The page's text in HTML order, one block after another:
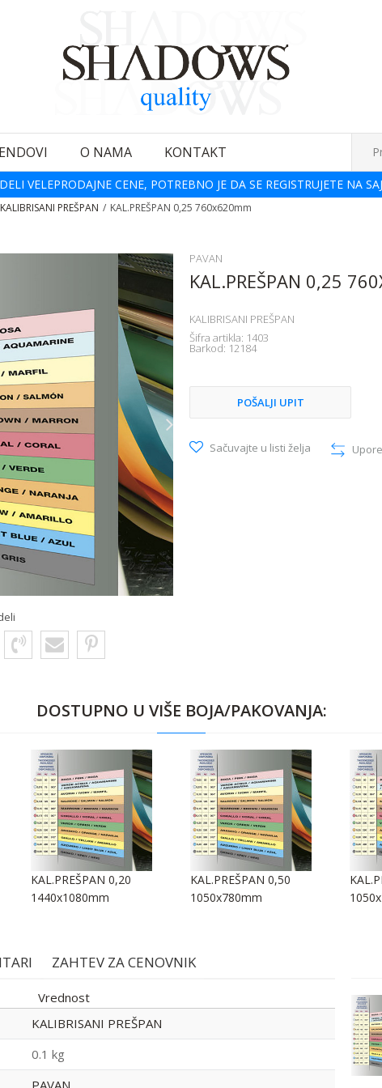
O NAMA KONTAKT
VELEPRODAJNE CENE, POTREBNO JE DA SE REGISTRUJETE NA
KALIBRISANI PREŠPAN KAL.PREŠPAN 0,25 760x620mm
PAVAN
KAL.PREŠPAN 0,25
KALIBRISANI PREŠPAN
Šifra artikla: 1403
Barkod: 12184
POŠALJI UPIT
Sačuvajte u listi želja
DOSTUPNO U VIŠE BOJA/PAKOVANJA:
KAL.PREŠPAN 0,20
1440x1080mm
KAL.PREŠPAN 0,50
1050x780mm
ZAHTEV ZA CENOVNIK
Vrednost
KALIBRISANI PREŠPAN
0.1 kg
PAVAN
KAL.PREŠPAN 0,10
1050x780mm